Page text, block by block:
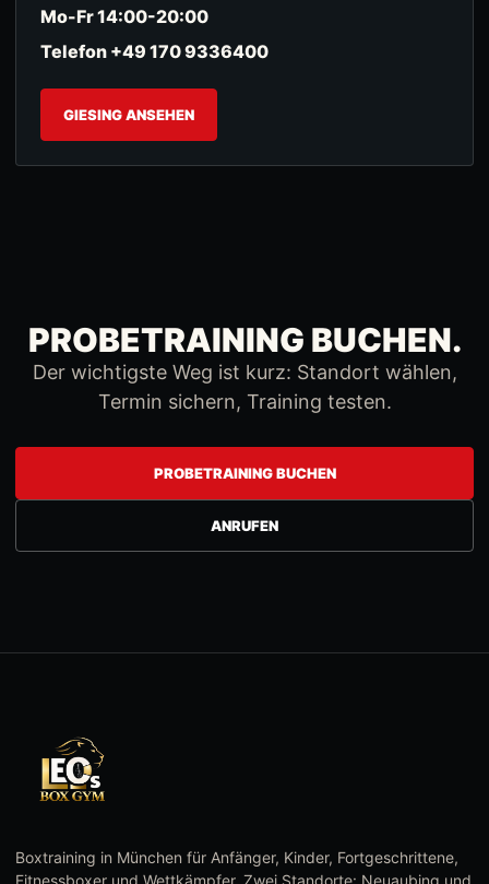
Mo-Fr 14:00-20:00
Telefon +49 170 9336400
GIESING ANSEHEN
PROBETRAINING BUCHEN.
Der wichtigste Weg ist kurz: Standort wählen,
Termin sichern, Training testen.
PROBETRAINING BUCHEN
ANRUFEN
Boxtraining in München für Anfänger, Kinder, Fortgeschrittene,